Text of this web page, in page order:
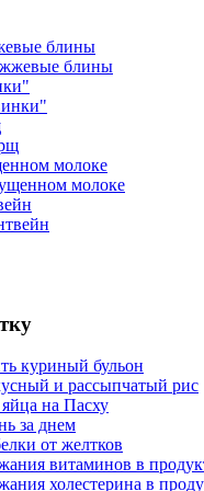
блины
молоке
куриный бульон
и рассыпчатый рис
на Пасху
за днем
от желтков
витаминов в
холестерина в